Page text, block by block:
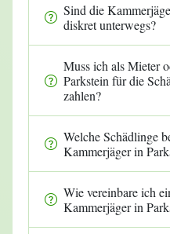
Sind die
diskret unterwegs?
Muss ich als Mieter
Parkstein für die
zahlen?
Welche Schädlinge
Kammerjäger in
Wie vereinbare ich
Kammerjäger in